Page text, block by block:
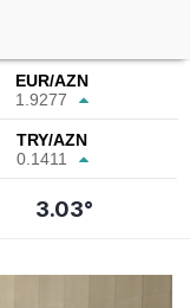
EUR/AZN
1.9277
TRY/AZN
0.1411
3.03°